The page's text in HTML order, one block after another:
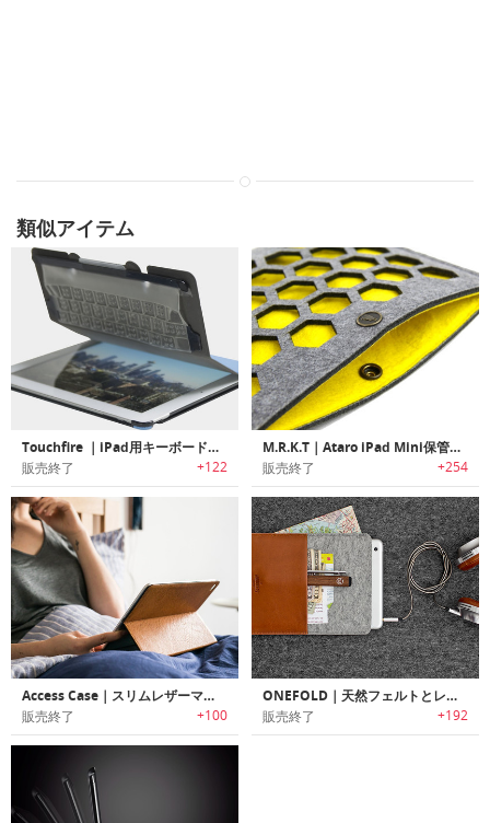
類似アイテム
Touchfire ｜iPad用キーボードケース
販売終了 +122
M.R.K.T｜Ataro iPad Mini保管用スリーブ
販売終了 +254
Access Case｜スリムレザーマイクロ吸引iPad 2/3/4/Air/Mini用ケース
販売終了 +100
ONEFOLD｜天然フェルトとレザー製のiPadケース「ワンフォールド」
販売終了 +192